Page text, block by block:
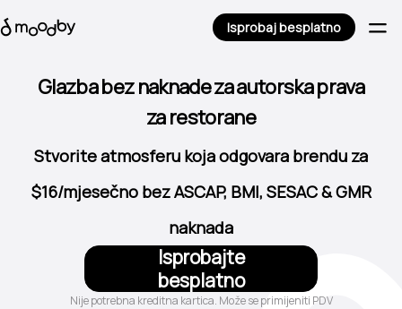
Isprobaj besplatno
Glazba bez naknade za autorska prava
za restorane
za kozmetičke centre
za kafiće
za barove i pubove
za hotele
za trgovine
Stvorite atmosferu koja odgovara brendu za
$16/mjesečno bez ASCAP, BMI, SESAC & GMR
naknada
Isprobajte
besplatno
Nije potrebna kreditna kartica. Može se primijeniti PDV